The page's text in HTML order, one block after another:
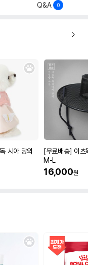
Q&A 0
시아 당의
[무료배송] 이츠
M-L
16,000원